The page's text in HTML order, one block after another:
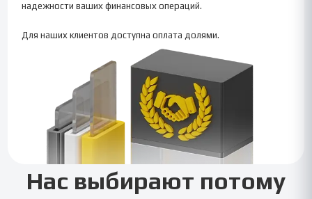
надежности ваших финансовых операций.
Для наших клиентов доступна оплата долями.
Нас выбирают потому